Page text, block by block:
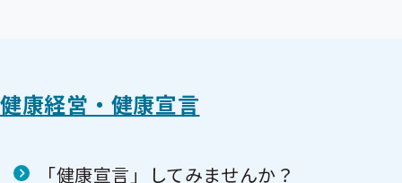
健康経営・健康宣言
「健康宣言」してみませんか？